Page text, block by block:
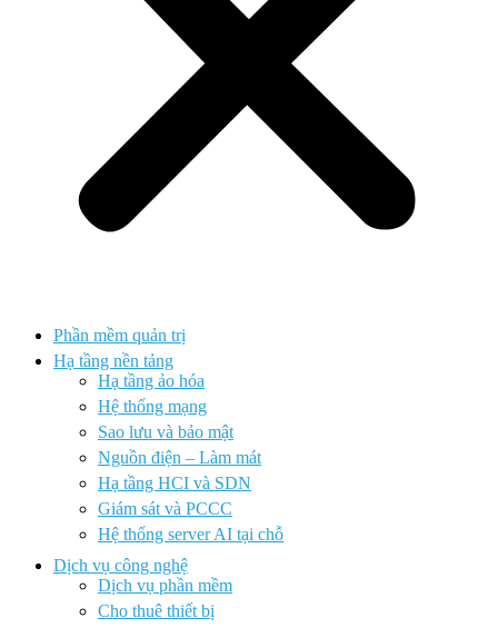
Phần mềm quản trị
Hạ tầng nền tảng
Hạ tầng ảo hóa
Hệ thống mạng
Sao lưu và bảo mật
Nguồn điện – Làm mát
Hạ tầng HCI và SDN
Giám sát và PCCC
Hệ thống server AI tại chỗ
Dịch vụ công nghệ
Dịch vụ phần mềm
Cho thuê thiết bị